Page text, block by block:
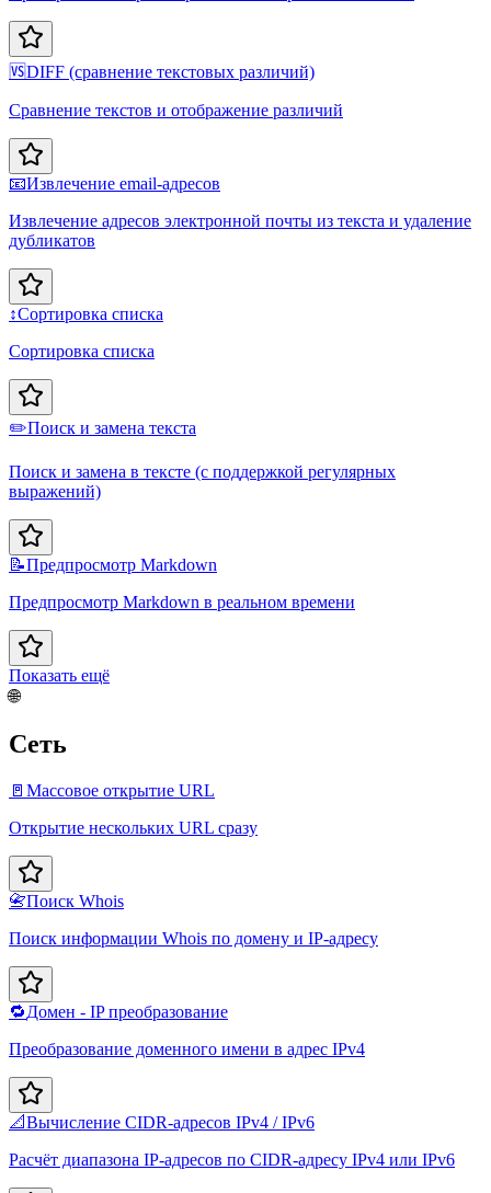
🆚DIFF (сравнение текстовых различий)
Сравнение текстов и отображение различий
📧Извлечение email-адресов
Извлечение адресов электронной почты из текста и удаление
дубликатов
↕️Сортировка списка
Сортировка списка
✏️Поиск и замена текста
Поиск и замена в тексте (с поддержкой регулярных
выражений)
📝Предпросмотр Markdown
Предпросмотр Markdown в реальном времени
Показать ещё
🌐
Сеть
🚪 Массовое открытие URL
Открытие нескольких URL сразу
📇Поиск Whois
Поиск информации Whois по домену и IP-адресу
🔁Домен - IP преобразование
Преобразование доменного имени в адрес IPv4
📐Вычисление CIDR-адресов IPv4 / IPv6
Расчёт диапазона IP-адресов по CIDR-адресу IPv4 или IPv6